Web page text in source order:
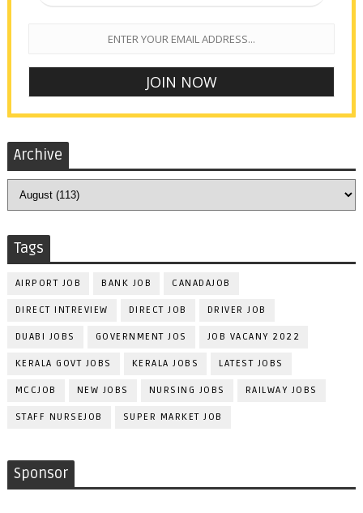
Archive
Tags
AIRPORT JOB BANK JOB CANADAJOB
DIRECT INTREVIEW DIRECT JOB DRIVER JOB
DUABI JOBS GOVERNMENT JOS JOB VACANY 2022
KERALA GOVT JOBS KERALA JOBS LATEST JOBS
MCCJOB NEW JOBS NURSING JOBS RAILWAY JOBS
STAFF NURSEJOB SUPER MARKET JOB
Sponsor